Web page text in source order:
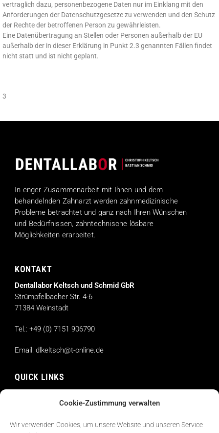
Cookie-Zustimmung verwalten
Wir verwenden Cookies, um unsere Website und unseren Service
vertraglich dazu, personenbezogene Daten nur im Einklang mit den
Anforderungen der Datenschutzgesetze zu verwenden und den Schutz
der Rechte der betroffenen Person zu gewährleisten.
Eine Datenübertragung an Stellen oder Personen außerhalb der EU
außerhalb der in dieser Erklärung in Punkt 2.3 genannten Fällen findet
nicht statt und ist nicht geplant.
3
In enger Zusammenarbeit mit Ihnen und dem
behandelnden Zahnarzt werden zahnmedizinische
Probleme betrachtet und ganz nach Ihren Wünschen
und Bedürfnissen, zahntechnische lösbare
Möglichkeiten erarbeitet.
KONTAKT
Dentallabor Keltsch und Schmid GbR
Strümpfelbacher Str. 4-6
71384 Weinstadt
Tel.: +49 (0) 7151 906790
Email: dlkeltsch@t-online.de
QUICK LINKS
Christoph Keltsch
Bastian Schmid